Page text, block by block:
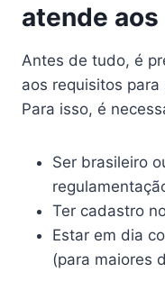
atende
Antes de tudo, é
aos requisitos
Para isso, é
Ser brasileiro
Ter cadastro
Estar em dia
(para maiores